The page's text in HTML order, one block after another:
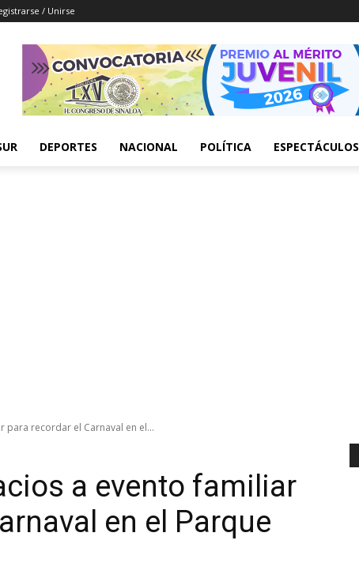
/ Unirse
DEPORTES NACIONAL POLÍTICA ESPECTÁCULOS
para recordar el Carnaval en el...
a evento familiar
en el Parque